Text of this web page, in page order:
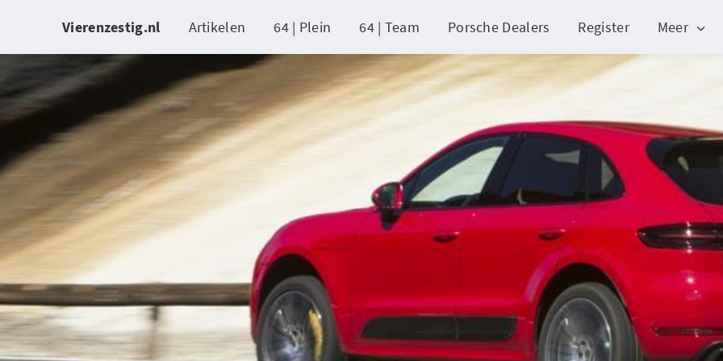
Vierenzestig.nl Artikelen 64 | Plein 64 | Team Porsche Dealers Register Meer